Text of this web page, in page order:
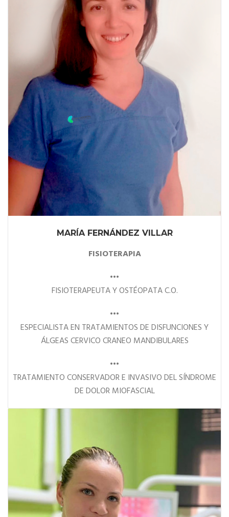
MARÍA FERNÁNDEZ VILLAR
FISIOTERAPIA
•••
FISIOTERAPEUTA Y OSTÉOPATA C.O.
•••
ESPECIALISTA EN TRATAMIENTOS DE DISFUNCIONES Y
ÁLGEAS CERVICO CRANEO MANDIBULARES
•••
TRATAMIENTO CONSERVADOR E INVASIVO DEL SÍNDROME
DE DOLOR MIOFASCIAL